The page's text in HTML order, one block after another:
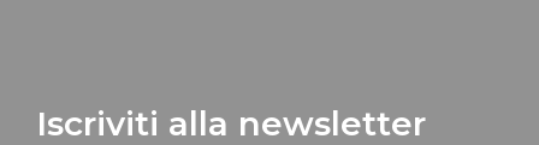
Iscriviti alla newsletter